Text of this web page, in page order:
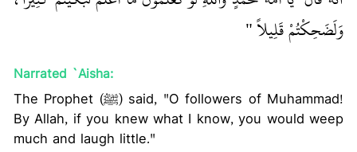
وَلَضَحِكْتُمْ قَلِيلاً ‏"
Narrated `Aisha:
The Prophet (ﷺ) said, "O followers of Muhammad!
By Allah, if you knew what I know, you would weep
much and laugh little."